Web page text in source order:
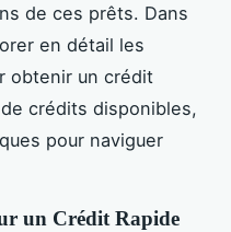
de ces prêts. Dans
en détail les
obtenir un crédit
crédits disponibles,
pour naviguer
un Crédit Rapide